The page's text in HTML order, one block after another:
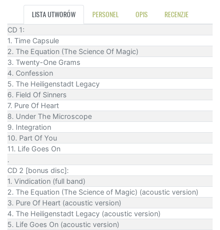
LISTA UTWORÓW PERSONEL OPIS RECENZJE
CD 1:
1. Time Capsule
2. The Equation (The Science Of Magic)
3. Twenty-One Grams
4. Confession
5. The Heiligenstadt Legacy
6. Field Of Sinners
7. Pure Of Heart
8. Under The Microscope
9. Integration
10. Part Of You
11. Life Goes On
.
CD 2 [bonus disc]:
1. Vindication (full band)
2. The Equation (The Science of Magic) (acoustic version)
3. Pure Of Heart (acoustic version)
4. The Heiligenstadt Legacy (acoustic version)
5. Life Goes On (acoustic version)